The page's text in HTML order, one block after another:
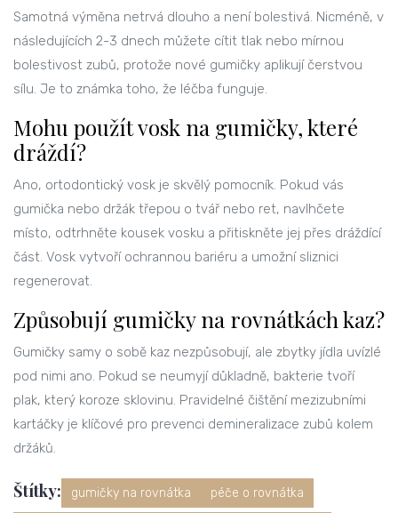
Samotná výměna netrvá dlouho a není bolestivá. Nicméně, v
následujících 2-3 dnech můžete cítit tlak nebo mírnou
bolestivost zubů, protože nové gumičky aplikují čerstvou
sílu. Je to známka toho, že léčba funguje.
Mohu použít vosk na gumičky, které
dráždí?
Ano, ortodontický vosk je skvělý pomocník. Pokud vás
gumička nebo držák třepou o tvář nebo ret, navlhčete
místo, odtrhněte kousek vosku a přitiskněte jej přes dráždící
část. Vosk vytvoří ochrannou bariéru a umožní sliznici
regenerovat.
Způsobují gumičky na rovnátkách kaz?
Gumičky samy o sobě kaz nezpůsobují, ale zbytky jídla uvízlé
pod nimi ano. Pokud se neumyjí důkladně, bakterie tvoří
plak, který koroze sklovinu. Pravidelné čištění mezizubními
kartáčky je klíčové pro prevenci demineralizace zubů kolem
držáků.
Štítky: gumičky na rovnátka péče o rovnátka